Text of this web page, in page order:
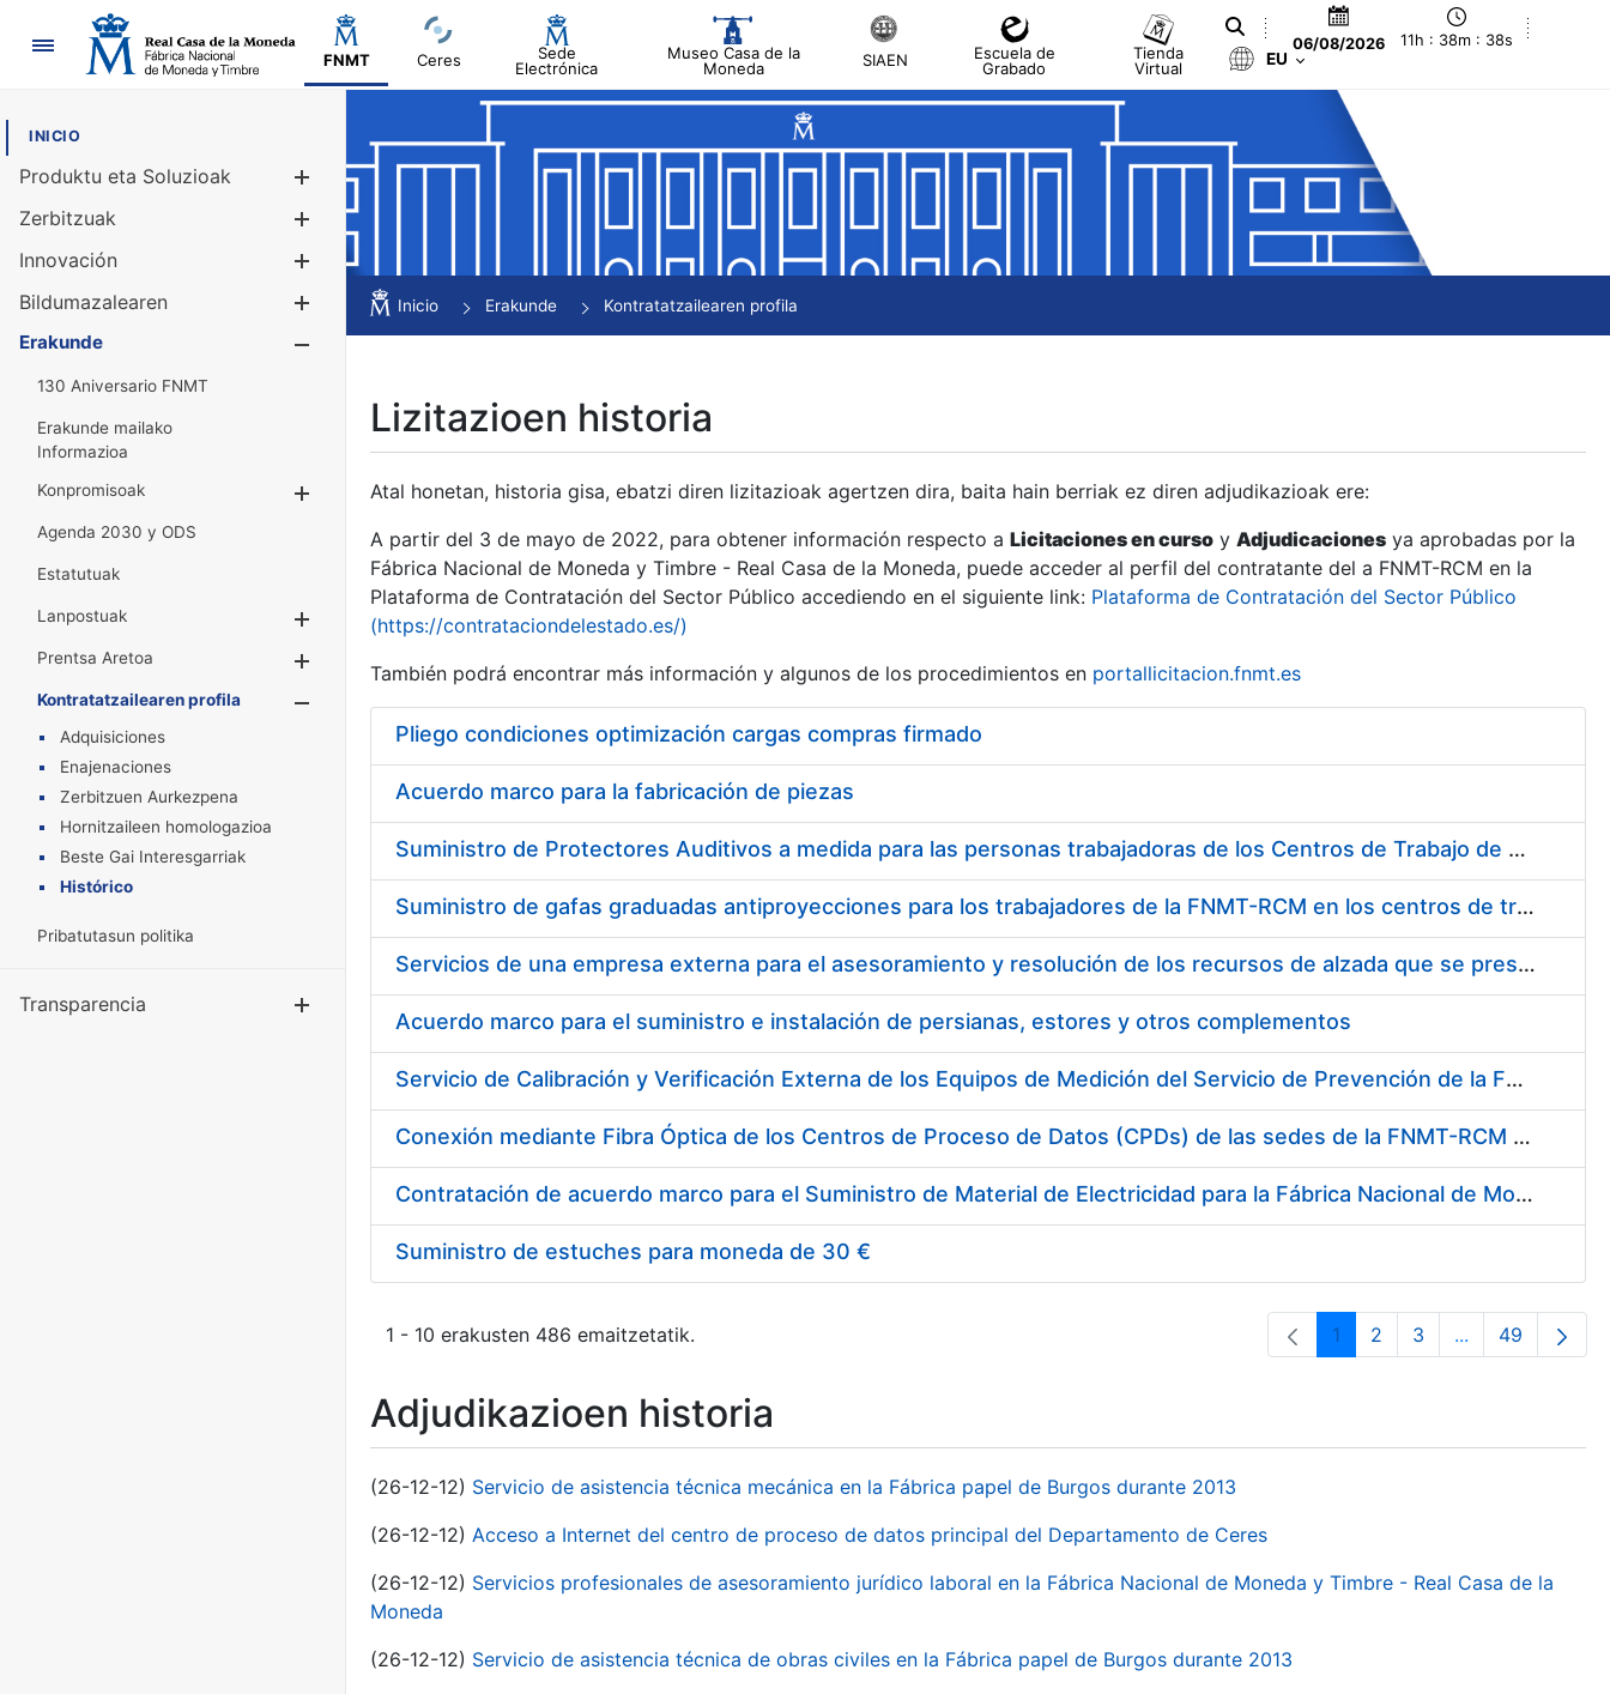
Nabigazioa
FNMT Ceres
Sede
Electrónica
Museo Casa de la
Moneda
SIAEN
Escuela de
Grabado
Tienda
Virtual
06/08/2026 11h : 38m : 39s
EU
INICIO
Produktu eta Soluzioak
Erakutsi/Ezkutatu
Zerbitzuak
Innovación
Bildumazalearen
Erakutsi/Ezkutatu
Erakunde
130 Aniversario FNMT
Erakunde mailako
Informazioa
Konpromisoak
Erakutsi/Ezkutatu
Agenda 2030 y ODS
Estatutuak
Lanpostuak
Erakutsi/Ezkutatu
Prentsa Aretoa
Erakutsi/Ezkutatu
Kontratatzailearen profila
Erakutsi/Ezkutatu
Adquisiciones
Enajenaciones
Zerbitzuen Aurkezpena
Hornitzaileen homologazioa
Beste Gai Interesgarriak
Histórico
Pribatutasun politika
Transparencia Erakutsi/Ezkutatu
Inicio Erakunde Kontratatzailearen profila
Lizitazioen historia
Atal honetan, historia gisa, ebatzi diren lizitazioak agertzen dira, baita hain berriak ez diren adjudikazioak ere:
A partir del 3 de mayo de 2022, para obtener información respecto a Licitaciones en curso y Adjudicaciones ya aprobadas por la
Fábrica Nacional de Moneda y Timbre - Real Casa de la Moneda, puede acceder al perfil del contratante del a FNMT-RCM en la
Plataforma de Contratación del Sector Público accediendo en el siguiente link: Plataforma de Contratación del Sector Público
(https://contrataciondelestado.es/)
También podrá encontrar más información y algunos de los procedimientos en portallicitacion.fnmt.es
Pliego condiciones optimización cargas compras firmado
Acuerdo marco para la fabricación de piezas
Suministro de Protectores Auditivos a medida para las personas trabajadoras de los Centros de Trabajo de Madrid y Burgos
Suministro de gafas graduadas antiproyecciones para los trabajadores de la FNMT-RCM en los centros de trabajo de Madrid y Burgos
Servicios de una empresa externa para el asesoramiento y resolución de los recursos de alzada que se presentan relacionados con procesos de selección para la FNMT-RCM
Acuerdo marco para el suministro e instalación de persianas, estores y otros complementos
Servicio de Calibración y Verificación Externa de los Equipos de Medición del Servicio de Prevención de la FNMT-RCM
Conexión mediante Fibra Óptica de los Centros de Proceso de Datos (CPDs) de las sedes de la FNMT-RCM de Burgos y Madrid
Contratación de acuerdo marco para el Suministro de Material de Electricidad para la Fábrica Nacional de Moneda y Timbre-Real Casa de la Moneda en su centro de trabajo de Burgos
Suministro de estuches para moneda de 30 €
1 - 10 erakusten 486 emaitzetatik. Orrialdea
1 Orrialdea
2 Orrialdea
3 ...Intermediate
Orrialdea
49
Adjudikazioen historia
(26-12-12) Servicio de asistencia técnica mecánica en la Fábrica papel de Burgos durante 2013
(26-12-12) Acceso a Internet del centro de proceso de datos principal del Departamento de Ceres
(26-12-12) Servicios profesionales de asesoramiento jurídico laboral en la Fábrica Nacional de Moneda y Timbre - Real Casa de la
Moneda
(26-12-12) Servicio de asistencia técnica de obras civiles en la Fábrica papel de Burgos durante 2013